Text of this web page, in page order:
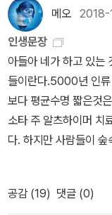
갑자기 일본에 나타나
남기고 다시 흔적도 없
본화가가 김홍도와 동일인물이라
직하고 있던 김홍도가
과 지형 등을 살피고
라 샤라쿠의 화풍은 당
풍속화의 화풍과 유사한 점이
력에도 불구하고 동시
터리에 싸여 있다고
쿠의 진짜 정체라고 주
하다고 여기고 살아라
래요, 동생들한테다같
가 되어야 합니까왜 가
부유한 자의거름이 되
니까?1970년 11월 13
책을 들고근로기준법
요존경하는 대통령 각
원은 2만여 명입니다
받으며더구나 종업원
0%를 차지하는 시다
로 대중적인 사랑을 받
의 뇌리에 각인시켰다.
라 내면서 1990년대
히 1970년대 한대수,
고 토속적인 포크 음악
성하며 평단과 대중들
일, 김광석은 서른둘의
부치지 않은 편지 작
보고꽃 피기는 쉬워도
사랑과 죽음이 자유를
메오 2018-
인생문장
아들아 네가 하고 있는
들이란다.5000년 인
보다 평균수명 짧은것
소타 주 알츠하이머 치
다. 하지만 사람들이
공감 (19) 댓글 (0)